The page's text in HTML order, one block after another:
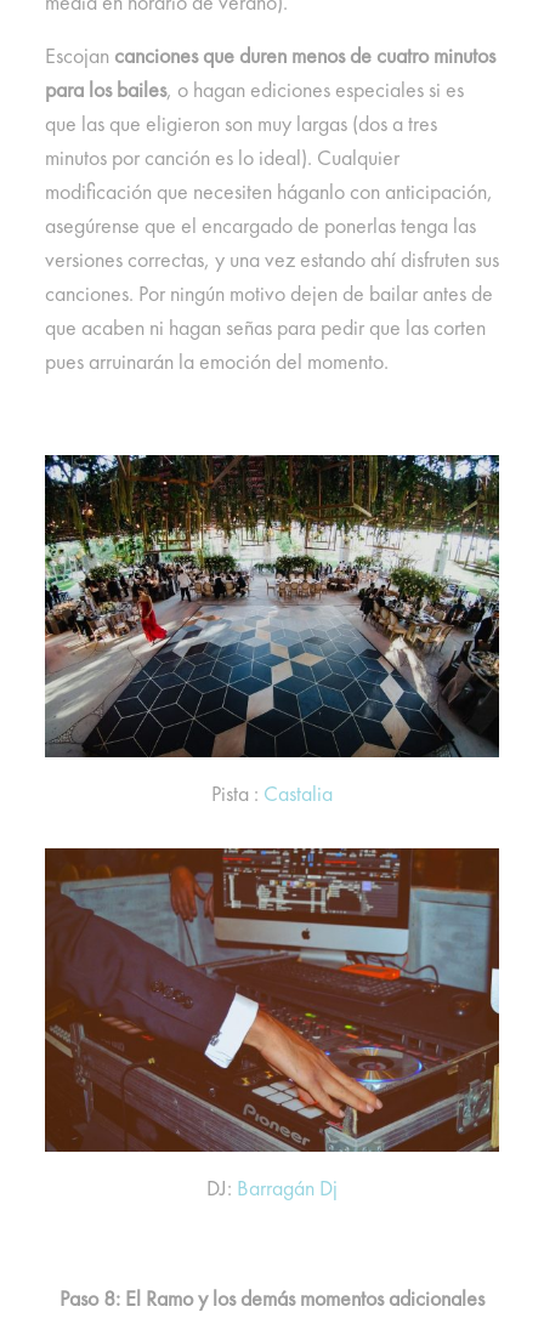
Escojan canciones que duren menos de cuatro minutos
para los bailes, o hagan ediciones especiales si es
que las que eligieron son muy largas (dos a tres
minutos por canción es lo ideal). Cualquier
modificación que necesiten háganlo con anticipación,
asegúrense que el encargado de ponerlas tenga las
versiones correctas, y una vez estando ahí disfruten sus
canciones. Por ningún motivo dejen de bailar antes de
que acaben ni hagan señas para pedir que las corten
pues arruinarán la emoción del momento.
Pista : Castalia
DJ: Barragán Dj
Paso 8: El Ramo y los demás momentos adicionales